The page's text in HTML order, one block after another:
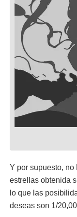
Y por supuesto, no
estrellas obtenida
lo que las
deseas son 1/